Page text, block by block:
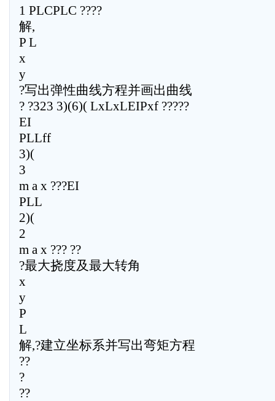
1 PLCPLC ????
解,
P L
x
y
?写出弹性曲线方程并画出曲线
? ?323 3)(6)( LxLxLEIPxf ?????
EI
PLLff
3)(
3
m a x ???EI
PLL
2)(
2
m a x ??? ??
?最大挠度及最大转角
x
y
P
L
解,?建立坐标系并写出弯矩方程
??
?
??